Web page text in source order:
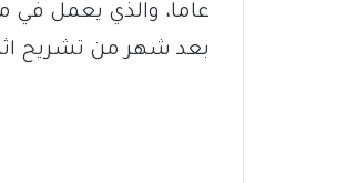
عاما، والذي يعمل في
بعد شهر من تشريح